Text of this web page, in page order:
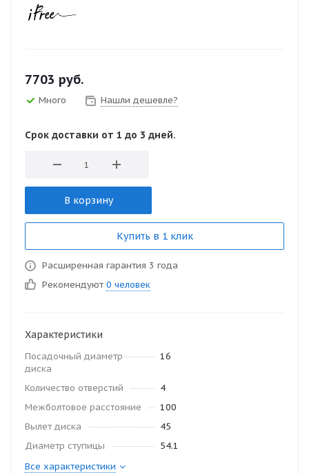
7703 руб.
Много Нашли дешевле?
Срок доставки от 1 до 3 дней.
В корзину
Купить в 1 клик
Расширенная гарантия 3 года
Рекомендуют 0 человек
Характеристики
Посадочный диаметр
диска
16
Количество отверстий
4
Межболтовое расстояние
100
Вылет диска
45
Диаметр ступицы
54.1
Все характеристики